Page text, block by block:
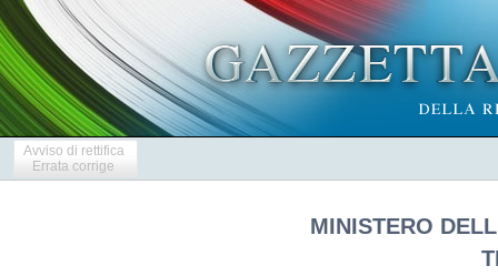
Avviso di rettifica
Errata corrige
MINISTERO